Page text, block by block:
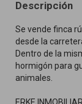
Descripción
Se vende finca
desde la
Dentro de la
hormigón para
animales.
ERKE